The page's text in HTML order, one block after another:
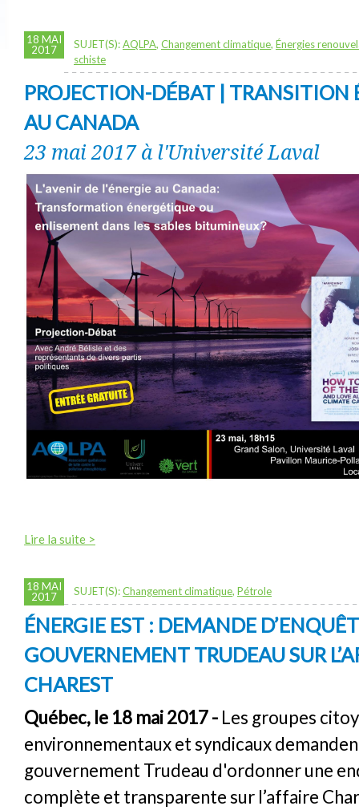
18 MAI
2017
SUJET(S):AQLPA, Changement climatique, Énergies
schiste
PROJECTION-DÉBAT | TRANSITION
AU CANADA
23 mai 2017 à l'Université Laval
Lire la suite >
18 MAI
2017
SUJET(S):Changement climatique, Pétrole
ÉNERGIE EST : DEMANDE
GOUVERNEMENT TRUDEAU SUR
CHAREST
Québec, le 18 mai 2017 - Les groupes
environnementaux et syndicaux
gouvernement Trudeau d'ordonner une
complète et transparente sur l’affaire